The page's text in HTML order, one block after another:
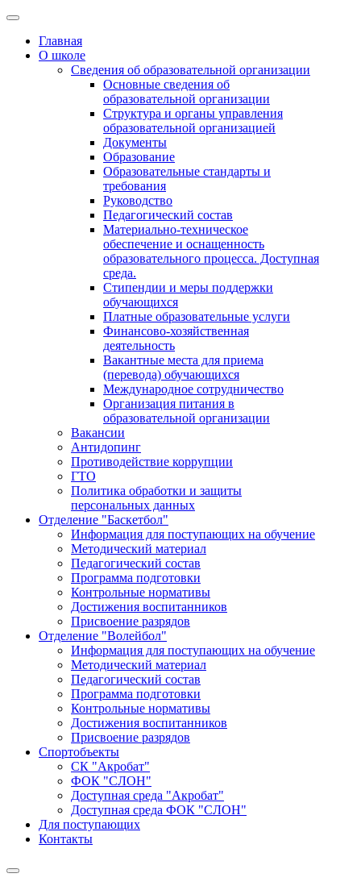
Главная
О школе
Сведения об образовательной организации
Основные сведения об
образовательной организации
Структура и органы управления
образовательной организацией
Документы
Образование
Образовательные стандарты и
требования
Руководство
Педагогический состав
Материально-техническое
обеспечение и оснащенность
образовательного процесса. Доступная
среда.
Стипендии и меры поддержки
обучающихся
Платные образовательные услуги
Финансово-хозяйственная
деятельность
Вакантные места для приема
(перевода) обучающихся
Международное сотрудничество
Организация питания в
образовательной организации
Вакансии
Антидопинг
Противодействие коррупции
ГТО
Политика обработки и защиты
персональных данных
Отделение "Баскетбол"
Информация для поступающих на обучение
Методический материал
Педагогический состав
Программа подготовки
Контрольные нормативы
Достижения воспитанников
Присвоение разрядов
Отделение "Волейбол"
Информация для поступающих на обучение
Методический материал
Педагогический состав
Программа подготовки
Контрольные нормативы
Достижения воспитанников
Присвоение разрядов
Спортобъекты
СК "Акробат"
ФОК "СЛОН"
Доступная среда "Акробат"
Доступная среда ФОК "СЛОН"
Для поступающих
Контакты